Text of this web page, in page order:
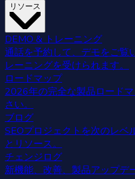
リソース
DEMO & トレーニング
通話を予約して、デモをご覧
レーニングを受けられます。
ロードマップ
2026年の完全な製品ロード
さい。
ブログ
SEOプロジェクトを次のレベ
とリソース。
チェンジログ
新機能、改善、製品アップデ